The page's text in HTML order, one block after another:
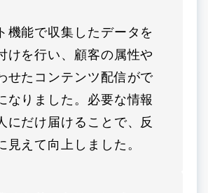
機能で収集したデータを
けを行い、顧客の属性や
せたコンテンツ配信がで
なりました。必要な情報
にだけ届けることで、反
見えて向上しました。